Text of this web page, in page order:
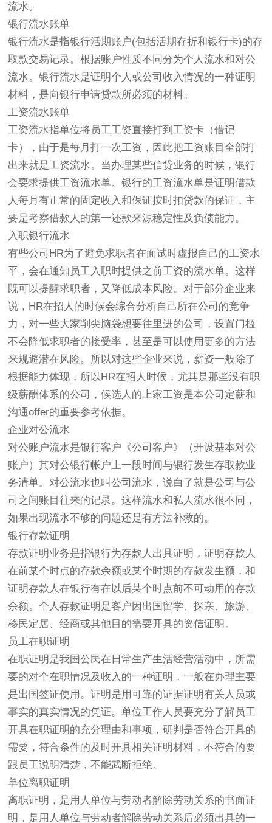
流水。
银行流水账单
银行流水是指银行活期账户(包括活期存折和银行卡)的存
取款交易记录。根据账户性质不同分为个人流水和对公
流水。银行流水是证明个人或公司收入情况的一种证明
材料，是向银行申请贷款所必须的材料。
工资流水账单
工资流水指单位将员工工资直接打到工资卡（借记
卡），由于是每月打一次工资，因此把工资账目全部打
出来就是工资流水。当办理某些信贷业务的时候，银行
会要求提供工资流水单。银行的工资流水单是证明借款
人每月有正常的固定收入和保证按时扣贷款的保证，主
要是考察借款人的第一还款来源稳定性及负债能力。
入职银行流水
有些公司HR为了避免求职者在面试时虚报自己的工资水
平，会在通知员工入职时提供之前工资的流水单。这样
既可以提醒求职者，又降低成本风险。对于部分企业来
说，HR在招人的时候会综合分析自己所在公司的竞争
力，对一些大家削尖脑袋想要往里进的公司，设置门槛
不会降低求职者的接受率，甚至是可以使用更多的方法
来规避潜在风险。所以对这些企业来说，薪资一般除了
根据能力体现，所以HR在招人时候，尤其是那些没有职
级薪酬体系的公司，候选人的上家工资是本公司定薪和
沟通offer的重要参考依据。
企业对公流水
对公账户流水是银行客户《公司客户》（开设基本对公
账户）其对公银行帐户上一段时间与银行发生存取款业
务清单。对公流水也叫公司流水，说白了就是公司与公
司之间账目往来的记录。这样流水和私人流水很不同，
如果出现流水不够的问题还是有方法补救的。
银行存款证明
存款证明业务是指银行为存款人出具证明，证明存款人
在前某个时点的存款余额或某个时期的存款发生额，和
证明存款人在银行有在以后某个时点前不可动用的存款
余额。个人存款证明是客户因出国留学、探亲、旅游、
移民定居、经商或其他目的需要开具的资信证明。
员工在职证明
在职证明是我国公民在日常生产生活经营活动中，所需
要的对个在职情况及收入的一种证明，一般在办理主要
是出国签证使用。证明是用可靠的证据证明有关人员或
事实的真实情况的凭证。单位工作人员要充分了解员工
开具在职证明的充分理由和事项，研判是否符合开具的
需要，符合条件的及时开具相关证明材料，不符合的要
跟员工说明清楚，不能武断拒绝。
单位离职证明
离职证明，是用人单位与劳动者解除劳动关系的书面证
明，是用人单位与劳动者解除劳动关系后必须出具的一